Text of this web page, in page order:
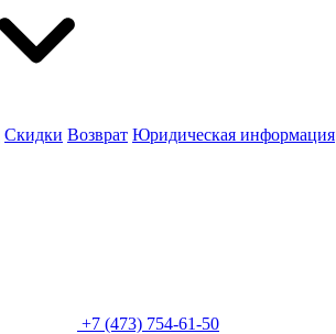
Скидки Возврат Юридическая информация
+7 (473) 754-61-50